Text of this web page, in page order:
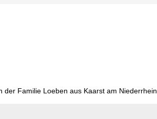
Familie Loeben aus Kaarst am Niederrhein.